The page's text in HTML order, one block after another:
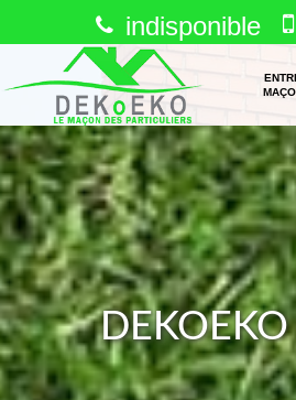
indisponible